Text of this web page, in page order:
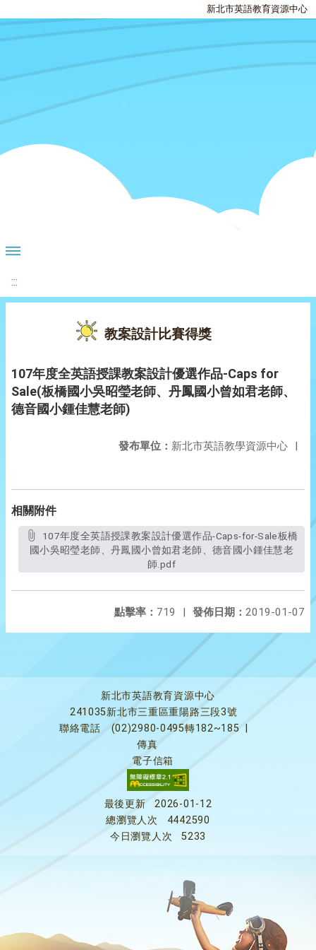
新北市英語教育資源中心
:::
教案設計比賽得獎
107年度全英語授課教案設計優選作品-Caps for
Sale(板橋國小吳昭瑩老師、丹鳳國小曾如君老師、
德音國小鍾佳慧老師)
發布單位： 新北市英語教學資源中心 |
相關附件
國小吳昭瑩老師、丹鳳國小曾如君老師、德音國小鍾佳慧老
師.pdf
發佈日期： 2019-01-07
點擊率： 719 |
新北市英語教育資源中心
241035新北市三重區重陽路三段3號
聯絡電話
(02)2980-0495轉182~185
傳真
電子信箱
最後更新
2026-01-12
總瀏覽人次
4442590
今日瀏覽人次
5233